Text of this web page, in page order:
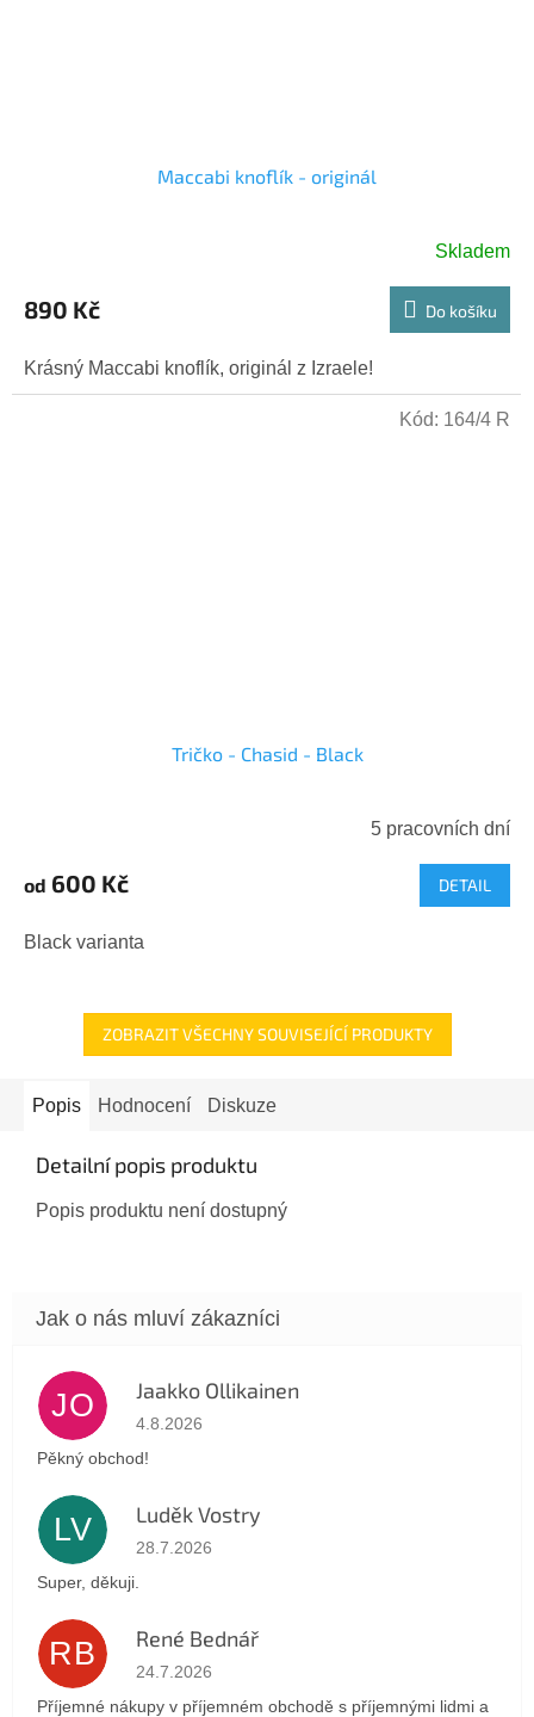
Maccabi knoflík - originál
Skladem
890 Kč Do košíku
Krásný Maccabi knoflík, originál z Izraele!
Tričko - Chasid - Black
5 pracovních dní
od 600 Kč DETAIL
Black varianta
Kód: 164/4 R
ZOBRAZIT VŠECHNY SOUVISEJÍCÍ PRODUKTY
Popis Hodnocení Diskuze
Detailní popis produktu
Popis produktu není dostupný
JO Jaakko Ollikainen
Hodnocení obchodu je 5 z 5 hvězdiček.
4.8.2026
Pěkný obchod!
LV Luděk Vostry
Hodnocení obchodu je 5 z 5 hvězdiček.
28.7.2026
Super, děkuji.
RB René Bednář
Hodnocení obchodu je 5 z 5 hvězdiček.
24.7.2026
Příjemné nákupy v příjemném obchodě s příjemnými lidmi a